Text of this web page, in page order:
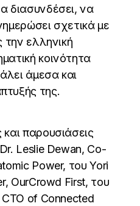
διασυνδέσει, να
σχετικά με
την ελληνική
κοινότητα
άμεσα και
της.
παρουσιάσεις
Leslie Dewan, Co-
Power, του Yori
OurCrowd First, του
of Connected